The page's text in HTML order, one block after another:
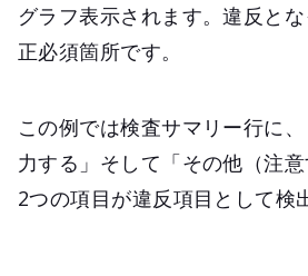
グラフ表示されます。違反と
正必須箇所です。
この例では検査サマリー行に
力する」そして「その他（注
2つの項目が違反項目として検